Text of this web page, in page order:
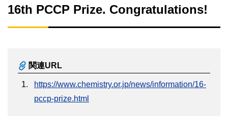
16th PCCP Prize. Congratulations!
関連URL
https://www.chemistry.or.jp/news/information/16-
pccp-prize.html